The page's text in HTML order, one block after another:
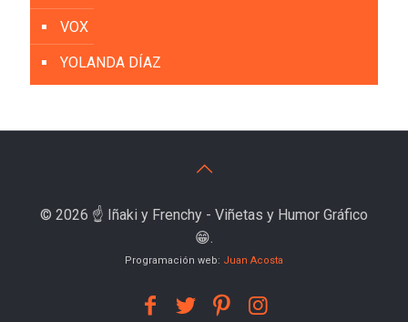
VOX
YOLANDA DÍAZ
© 2026 ☝️ Iñaki y Frenchy - Viñetas y Humor Gráfico
😁.
Programación web: Juan Acosta